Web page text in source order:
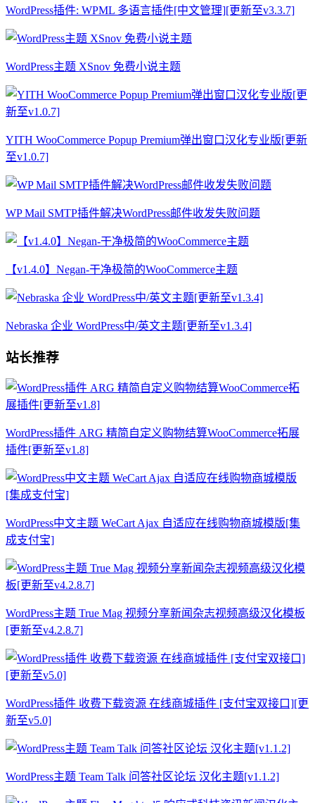
WordPress插件: WPML 多语言插件[中文管理][更新至v3.3.7]
WordPress主题 XSnov 免费小说主题
YITH WooCommerce Popup Premium弹出窗口汉化专业版[更新
至v1.0.7]
WP Mail SMTP插件解决WordPress邮件收发失败问题
【v1.4.0】Negan-干净极简的WooCommerce主题
Nebraska 企业 WordPress中/英文主题[更新至v1.3.4]
站长推荐
WordPress插件 ARG 精简自定义购物结算WooCommerce拓展
插件[更新至v1.8]
WordPress中文主题 WeCart Ajax 自适应在线购物商城模版[集
成支付宝]
WordPress主题 True Mag 视频分享新闻杂志视频高级汉化模板
[更新至v4.2.8.7]
WordPress插件 收费下载资源 在线商城插件 [支付宝双接口][更
新至v5.0]
WordPress主题 Team Talk 问答社区论坛 汉化主题[v1.1.2]